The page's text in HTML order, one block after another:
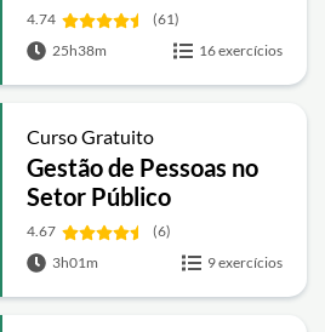
4.74
(61)
25h38m
16 exercícios
Curso Gratuito
Gestão de Pessoas no
Setor Público
4.67
(6)
3h01m
9 exercícios